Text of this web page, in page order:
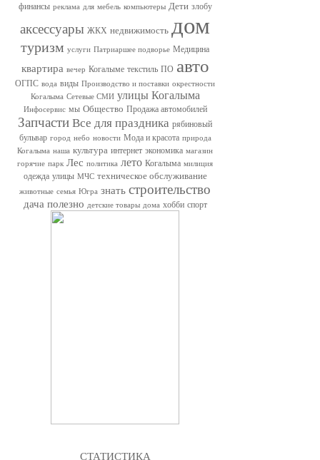
финансы реклама для мебель компьютеры Дети злобу
аксессуары ЖКХ недвижимость дом
туризм услуги Патриаршее подворье Медицина
квартира вечер Когалыме текстиль ПО авто
ОГПС вода виды Производство и поставки окрестности
Когалыма Сетевые СМИ улицы Когалыма
Инфосервис мы Общество Продажа автомобилей
Запчасти Все для праздника рябиновый
бульвар город небо новости Мода и красота природа
Когалыма наша культура интернет экономика магазин
горячие парк Лес политика лето Когалыма милиция
одежда улицы МЧС техническое обслуживание
животные семья Югра знать строительство
дача полезно детские товары дома хобби спорт
СТАТИСТИКА